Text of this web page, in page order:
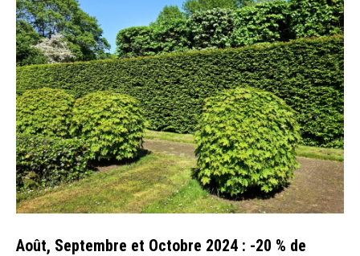
Août, Septembre et Octobre 2024 : -20 % de